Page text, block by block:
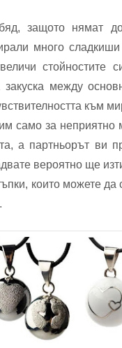
защото нямат
много
стойностите
закуска между
към
само за неприятно
а партньорът ви
вероятно ще
които можете да